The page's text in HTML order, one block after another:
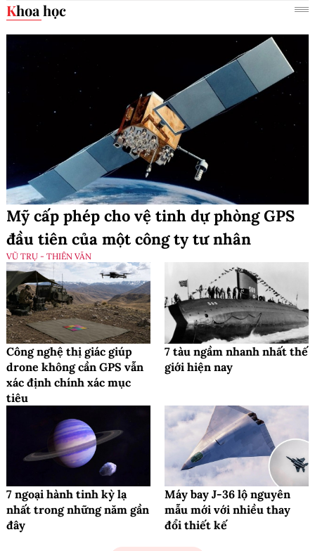
Khoa học
Mỹ cấp phép cho vệ tinh dự phòng GPS
đầu tiên của một công ty tư nhân
VŨ TRỤ - THIÊN VĂN
Công nghệ thị giác giúp
drone không cần GPS vẫn
xác định chính xác mục
tiêu
7 tàu ngầm nhanh nhất thế
giới hiện nay
7 ngoại hành tinh kỳ lạ
nhất trong những năm gần
đây
Máy bay J-36 lộ nguyên
mẫu mới với nhiều thay
đổi thiết kế